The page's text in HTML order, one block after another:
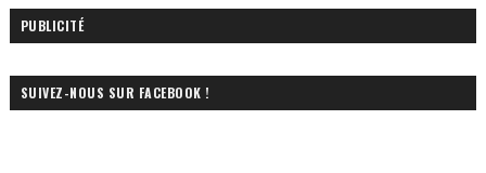
PUBLICITÉ
SUIVEZ-NOUS SUR FACEBOOK !